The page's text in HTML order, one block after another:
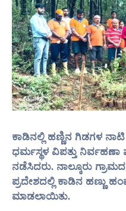
ಕಾಡಿನಲ್ಲಿ ಹಣ್ಣಿನ ಗಿಡಗಳ
ಧರ್ಮಸ್ಥಳ ವಿಪತ್ತು
ನಡೆಸಿದರು. ನಾಲ್ಕೂರು
ಪ್ರದೇಶದಲ್ಲಿ ಕಾಡಿನ ಹಣ್ಣು
ಮಾಡಲಾಯಿತು.